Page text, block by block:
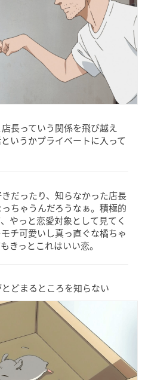
長っていう関係を飛び越え
いうかプライベートに入って
だったり、知らなかった店長
ちゃうんだろうなぁ。積極的
やっと恋愛対象として見てく
チ可愛いし真っ直ぐな橘ちゃ
きっとこれはいい恋。
どまるところを知らない